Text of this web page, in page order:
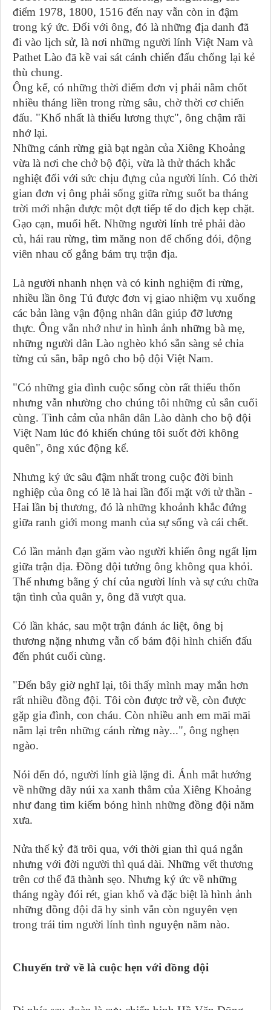
điểm 1978, 1800, 1516 đến nay vẫn còn in đậm
trong ký ức. Đối với ông, đó là những địa danh đã
đi vào lịch sử, là nơi những người lính Việt Nam và
Pathet Lào đã kề vai sát cánh chiến đấu chống lại kẻ
thù chung.
Ông kể, có những thời điểm đơn vị phải nằm chốt
nhiều tháng liền trong rừng sâu, chờ thời cơ chiến
đấu. "Khổ nhất là thiếu lương thực", ông chậm rãi
nhớ lại.
Những cánh rừng già bạt ngàn của Xiêng Khoảng
vừa là nơi che chở bộ đội, vừa là thử thách khắc
nghiệt đối với sức chịu đựng của người lính. Có thời
gian đơn vị ông phải sống giữa rừng suốt ba tháng
trời mới nhận được một đợt tiếp tế do địch kẹp chặt.
Gạo cạn, muối hết. Những người lính trẻ phải đào
củ, hái rau rừng, tìm măng non để chống đói, động
viên nhau cố gắng bám trụ trận địa.
Là người nhanh nhẹn và có kinh nghiệm đi rừng,
nhiều lần ông Tú được đơn vị giao nhiệm vụ xuống
các bản làng vận động nhân dân giúp đỡ lương
thực. Ông vẫn nhớ như in hình ảnh những bà mẹ,
những người dân Lào nghèo khó sẵn sàng sẻ chia
từng củ sắn, bắp ngô cho bộ đội Việt Nam.
"Có những gia đình cuộc sống còn rất thiếu thốn
nhưng vẫn nhường cho chúng tôi những củ sắn cuối
cùng. Tình cảm của nhân dân Lào dành cho bộ đội
Việt Nam lúc đó khiến chúng tôi suốt đời không
quên", ông xúc động kể.
Nhưng ký ức sâu đậm nhất trong cuộc đời binh
nghiệp của ông có lẽ là hai lần đối mặt với tử thần -
Hai lần bị thương, đó là những khoảnh khắc đứng
giữa ranh giới mong manh của sự sống và cái chết.
Có lần mảnh đạn găm vào người khiến ông ngất lịm
giữa trận địa. Đồng đội tưởng ông không qua khỏi.
Thế nhưng bằng ý chí của người lính và sự cứu chữa
tận tình của quân y, ông đã vượt qua.
Có lần khác, sau một trận đánh ác liệt, ông bị
thương nặng nhưng vẫn cố bám đội hình chiến đấu
đến phút cuối cùng.
"Đến bây giờ nghĩ lại, tôi thấy mình may mắn hơn
rất nhiều đồng đội. Tôi còn được trở về, còn được
gặp gia đình, con cháu. Còn nhiều anh em mãi mãi
nằm lại trên những cánh rừng này...", ông nghẹn
ngào.
Nói đến đó, người lính già lặng đi. Ánh mắt hướng
về những dãy núi xa xanh thẳm của Xiêng Khoảng
như đang tìm kiếm bóng hình những đồng đội năm
xưa.
Nửa thế kỷ đã trôi qua, với thời gian thì quá ngắn
nhưng với đời người thì quá dài. Những vết thương
trên cơ thể đã thành sẹo. Nhưng ký ức về những
tháng ngày đói rét, gian khổ và đặc biệt là hình ảnh
những đồng đội đã hy sinh vẫn còn nguyên vẹn
trong trái tim người lính tình nguyện năm nào.
Chuyến trở về là cuộc hẹn với đồng đội